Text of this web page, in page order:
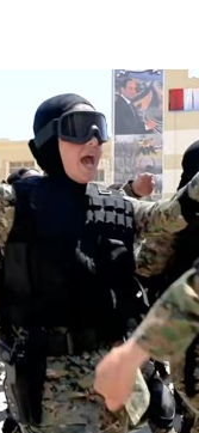
ابنته ومساعدتها
تعليمها